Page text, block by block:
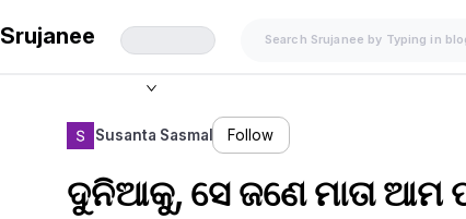
Srujanee
Susanta Sasmal Follow
ଦୁନିଆକୁ, ସେ ଜଣେ ମାତା ଆମ